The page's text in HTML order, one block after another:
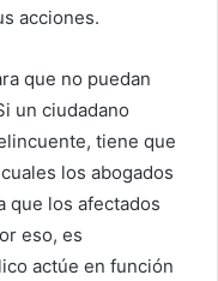
acciones.
que no puedan
un ciudadano
tiene que
los abogados
que los afectados
eso, es
actúe en función